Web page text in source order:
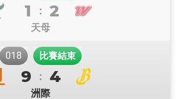
1 : 2
天母
018 比賽結束
9 : 4
洲際